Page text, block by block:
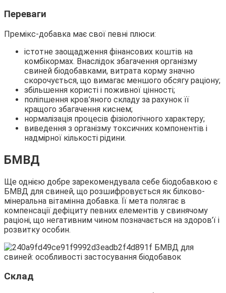
Переваги
Премікс-добавка має свої певні плюси:
істотне заощадження фінансових коштів на
комбікормах. Внаслідок збагачення організму
свиней біодобавками, витрата корму значно
скорочується, що вимагає меншого обсягу раціону;
збільшення користі і поживної цінності;
поліпшення кров’яного складу за рахунок її
кращого збагачення киснем;
нормалізація процесів фізіологічного характеру;
виведення з організму токсичних компонентів і
надмірної кількості рідини.
БМВД
Ще однією добре зарекомендувала себе біодобавкою є
БМВД для свиней, що розшифровується як білково-
мінеральна вітамінна добавка. Її мета полягає в
компенсації дефіциту певних елементів у свинячому
раціоні, що негативним чином позначається на здоров’ї і
розвитку особин.
Склад